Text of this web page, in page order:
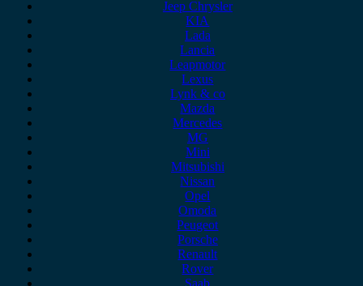
Jeep Chrysler
KIA
Lada
Lancia
Leapmotor
Lexus
Lynk & co
Mazda
Mercedes
MG
Mini
Mitsubishi
Nissan
Opel
Omoda
Peugeot
Porsche
Renault
Rover
Saab